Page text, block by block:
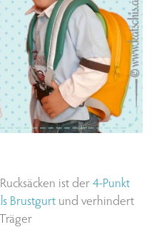
ist der4-Punkt
Brustgurtund verhindert